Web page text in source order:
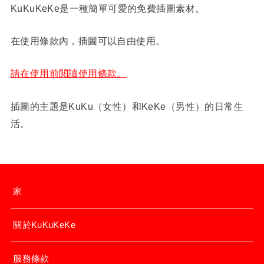
KuKuKeKe是一種簡單可愛的免費插圖素材。
在使用條款內，插圖可以自由使用。
請在使用前閱讀使用條款。
插圖的主題是KuKu（女性）和KeKe（男性）的日常生
活。
家
關於KuKuKeKe
服務條款